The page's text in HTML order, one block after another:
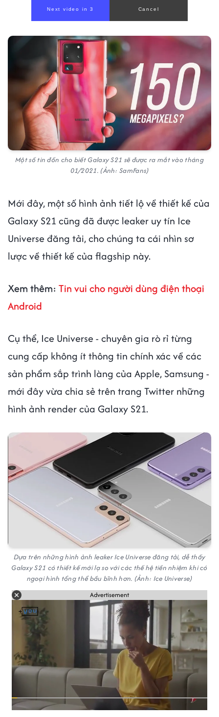
Next video in 1 Cancel
Một số tin đồn cho biết Galaxy S21 sẽ được ra mắt vào tháng
01/2021. (Ảnh: SamFans)
Mới đây, một số hình ảnh tiết lộ về thiết kế của
Galaxy S21 cũng đã được leaker uy tín Ice
Universe đăng tải, cho chúng ta cái nhìn sơ
lược về thiết kế của flagship này.
Xem thêm: Tin vui cho người dùng điện thoại
Android
Cụ thể, Ice Universe - chuyên gia rò rỉ từng
cung cấp không ít thông tin chính xác về các
sản phẩm sắp trình làng của Apple, Samsung -
mới đây vừa chia sẻ trên trang Twitter những
hình ảnh render của Galaxy S21.
Dựa trên những hình ảnh leaker Ice Universe đăng tải, dễ thấy
Galaxy S21 có thiết kế mới lạ so với các thế hệ tiền nhiệm khi có
ngoại hình tổng thể bầu bĩnh hơn. (Ảnh: Ice Universe)
Advertisement